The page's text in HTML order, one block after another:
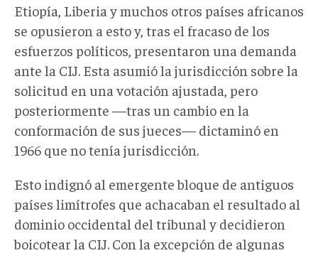
Etiopía, Liberia y muchos otros países africanos
se opusieron a esto y, tras el fracaso de los
esfuerzos políticos, presentaron una demanda
ante la CIJ. Esta asumió la jurisdicción sobre la
solicitud en una votación ajustada, pero
posteriormente —tras un cambio en la
conformación de sus jueces— dictaminó en
1966 que no tenía jurisdicción.
Esto indignó al emergente bloque de antiguos
países limítrofes que achacaban el resultado al
dominio occidental del tribunal y decidieron
boicotear la CIJ. Con la excepción de algunas